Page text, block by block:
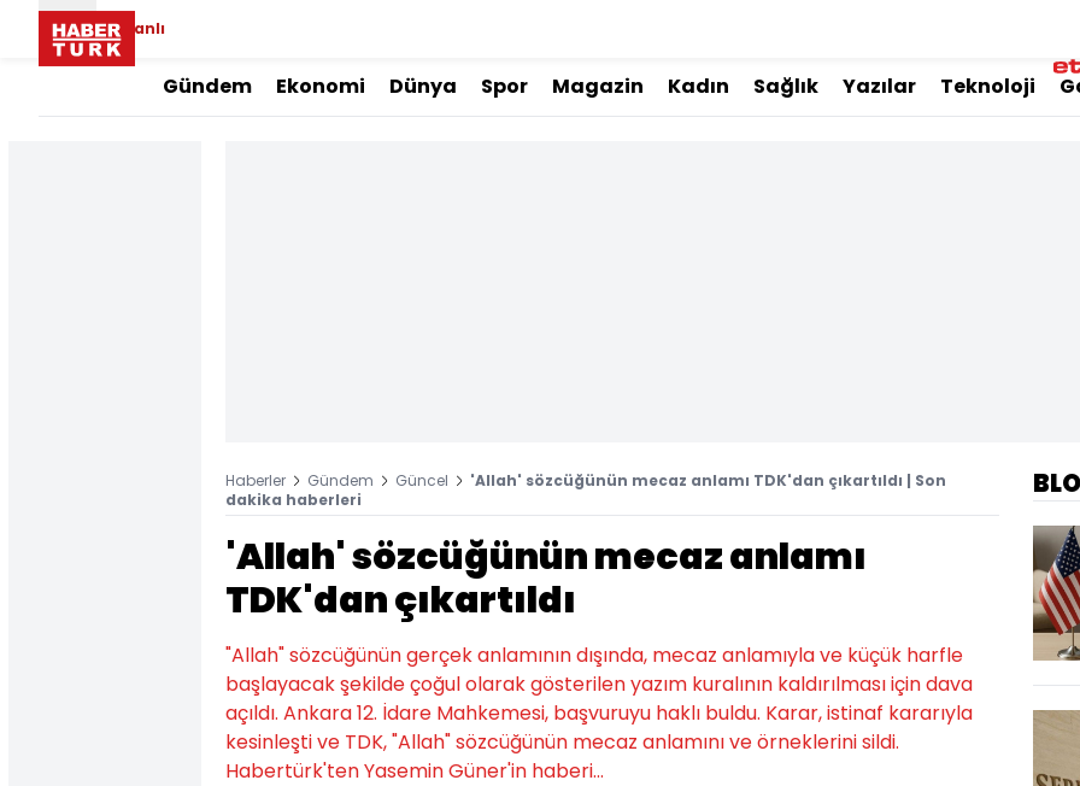
Canlı
Gündem Ekonomi Dünya Spor Magazin Kadın Sağlık Yazılar Teknoloji
Haberler Gündem Güncel
'Allah' sözcüğünün mecaz anlamı TDK'dan çıkartıldı | Son
dakika haberleri
'Allah' sözcüğünün mecaz anlamı
TDK'dan çıkartıldı
"Allah" sözcüğünün gerçek anlamının dışında, mecaz anlamıyla ve küçük harfle
başlayacak şekilde çoğul olarak gösterilen yazım kuralının kaldırılması için dava
açıldı. Ankara 12. İdare Mahkemesi, başvuruyu haklı buldu. Karar, istinaf kararıyla
kesinleşti ve TDK, "Allah" sözcüğünün mecaz anlamını ve örneklerini sildi.
Habertürk'ten Yasemin Güner'in haberi...